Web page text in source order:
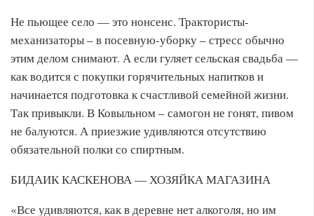
Не пьющее село — это нонсенс. Трактористы-
механизаторы – в посевную-уборку – стресс обычно
этим делом снимают. А если гуляет сельская свадьба —
как водится с покупки горячительных напитков и
начинается подготовка к счастливой семейной жизни.
Так привыкли. В Ковыльном – самогон не гонят, пивом
не балуются. А приезжие удивляются отсутствию
обязательной полки со спиртным.
БИДАИК КАСКЕНОВА — ХОЗЯЙКА МАГАЗИНА
«Все удивляются, как в деревне нет алкоголя, но им